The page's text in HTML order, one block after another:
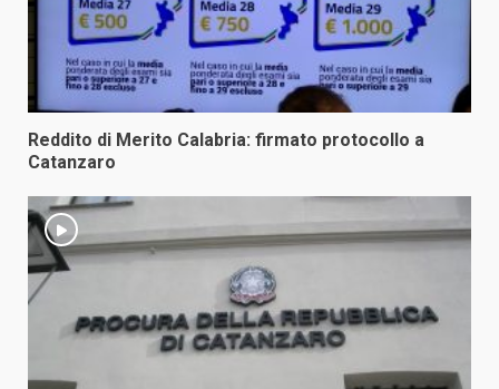
Reddito di Merito Calabria: firmato protocollo a
Catanzaro